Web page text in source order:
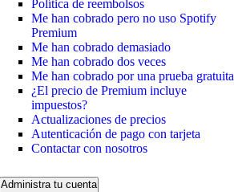
Política de reembolsos
Me han cobrado pero no uso Spotify
Premium
Me han cobrado demasiado
Me han cobrado dos veces
Me han cobrado por una prueba gratuita
¿El precio de Premium incluye
impuestos?
Actualizaciones de precios
Autenticación de pago con tarjeta
Contactar con nosotros
Administra tu cuenta